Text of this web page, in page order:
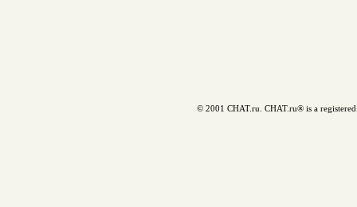
© 2001 CHAT.ru. CHAT.ru® is a